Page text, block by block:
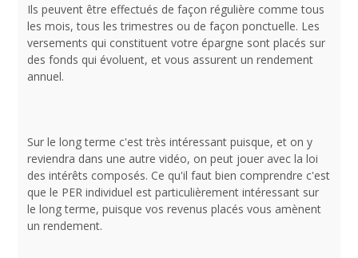
Ils peuvent être effectués de façon régulière comme tous
les mois, tous les trimestres ou de façon ponctuelle. Les
versements qui constituent votre épargne sont placés sur
des fonds qui évoluent, et vous assurent un rendement
annuel.
Sur le long terme c'est très intéressant puisque, et on y
reviendra dans une autre vidéo, on peut jouer avec la loi
des intérêts composés. Ce qu'il faut bien comprendre c'est
que le PER individuel est particulièrement intéressant sur
le long terme, puisque vos revenus placés vous amènent
un rendement.